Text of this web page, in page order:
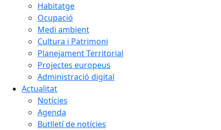
Habitatge
Ocupació
Medi ambient
Cultura i Patrimoni
Planejament Territorial
Projectes europeus
Administració digital
Actualitat
Notícies
Agenda
Butlletí de notícies